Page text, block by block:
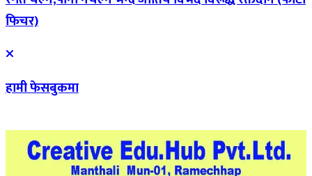
फिचर)
हामी फेसबुकमा